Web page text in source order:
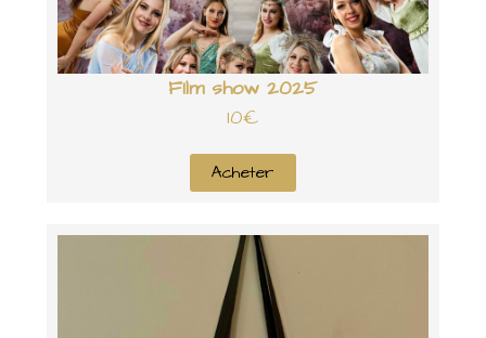
FIlm show 2025
10€
Acheter